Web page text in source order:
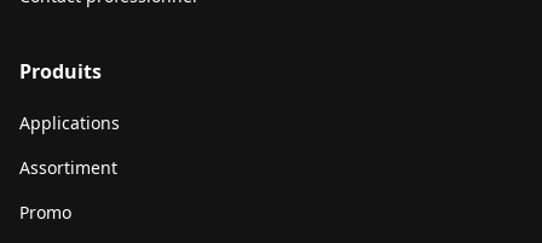
Produits
Applications
Assortiment
Promo